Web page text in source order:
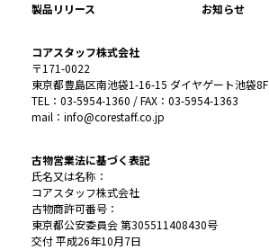
製品リリース
お知らせ
コアスタッフ株式会社
〒171-0022
東京都豊島区南池袋1-16-15 ダイヤゲート池袋8F
TEL：03-5954-1360 / FAX：03-5954-1363
mail：info@corestaff.co.jp
古物営業法に基づく表記
氏名又は名称：
コアスタッフ株式会社
古物商許可番号：
東京都公安委員会 第305511408430号
交付 平成26年10月7日